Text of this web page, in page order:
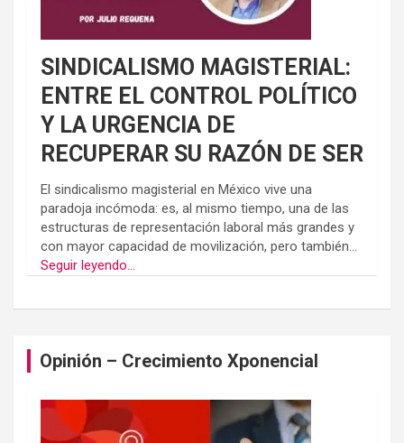
SINDICALISMO MAGISTERIAL:
ENTRE EL CONTROL POLÍTICO
Y LA URGENCIA DE
RECUPERAR SU RAZÓN DE SER
El sindicalismo magisterial en México vive una
paradoja incómoda: es, al mismo tiempo, una de las
estructuras de representación laboral más grandes y
con mayor capacidad de movilización, pero también...
Seguir leyendo...
Opinión – Crecimiento Xponencial